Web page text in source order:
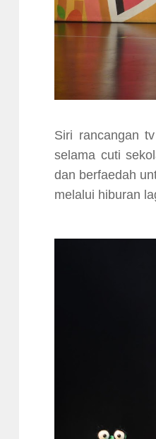
Siri rancangan
selama cuti
dan berfaedah
melalui hiburan